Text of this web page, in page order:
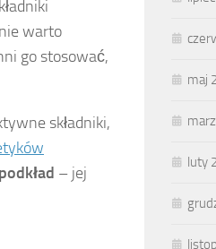
warto
go stosować,
składniki,
– jej
maj
luty